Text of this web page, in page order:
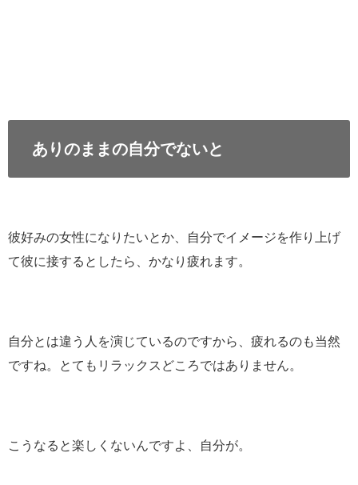
ありのままの自分でないと
彼好みの女性になりたいとか、自分でイメージを作り上げ
て彼に接するとしたら、かなり疲れます。
自分とは違う人を演じているのですから、疲れるのも当然
ですね。とてもリラックスどころではありません。
こうなると楽しくないんですよ、自分が。